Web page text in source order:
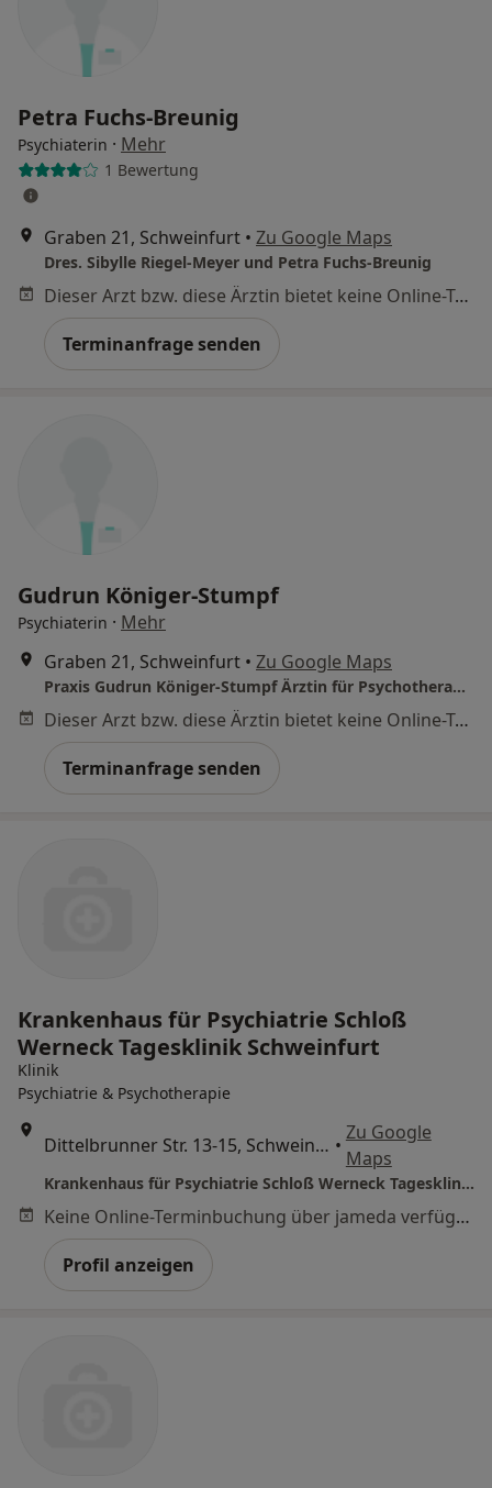
Petra Fuchs-Breunig
Psychiaterin · Mehr
1 Bewertung
Graben 21, Schweinfurt • Zu Google Maps
Dres. Sibylle Riegel-Meyer und Petra Fuchs-Breunig
Dieser Arzt bzw. diese Ärztin bietet keine Online-Terminbuchung an diesem Standort an.
Terminanfrage senden
Gudrun Königer-Stumpf
Psychiaterin · Mehr
Graben 21, Schweinfurt • Zu Google Maps
Praxis Gudrun Königer-Stumpf Ärztin für Psychotherapie
Dieser Arzt bzw. diese Ärztin bietet keine Online-Terminbuchung an diesem Standort an.
Terminanfrage senden
Krankenhaus für Psychiatrie Schloß
Werneck Tagesklinik Schweinfurt
Klinik
Psychiatrie & Psychotherapie
Dittelbrunner Str. 13-15, Schweinfurt •
Zu Google
Maps
Krankenhaus für Psychiatrie Schloß Werneck Tagesklinik Schweinfurt
Keine Online-Terminbuchung über jameda verfügbar
Profil anzeigen